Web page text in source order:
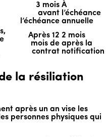
3 mois
avant
l’échéance
À
l’échéance
annuelle
Après 12
mois de
contrat
2 mois
après la
notification
la résiliation
après un an vise les
personnes physiques qui